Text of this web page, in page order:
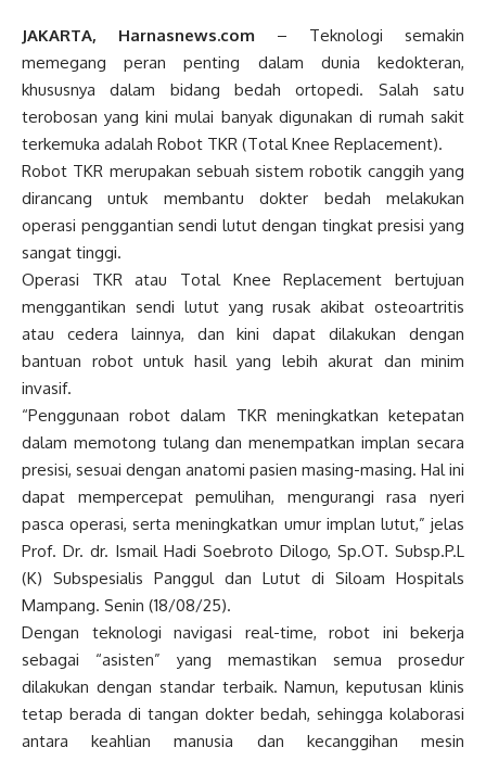
JAKARTA, Harnasnews.com – Teknologi semakin
memegang peran penting dalam dunia kedokteran,
khususnya dalam bidang bedah ortopedi. Salah satu
terobosan yang kini mulai banyak digunakan di rumah sakit
terkemuka adalah Robot TKR (Total Knee Replacement).
Robot TKR merupakan sebuah sistem robotik canggih yang
dirancang untuk membantu dokter bedah melakukan
operasi penggantian sendi lutut dengan tingkat presisi yang
sangat tinggi.
Operasi TKR atau Total Knee Replacement bertujuan
menggantikan sendi lutut yang rusak akibat osteoartritis
atau cedera lainnya, dan kini dapat dilakukan dengan
bantuan robot untuk hasil yang lebih akurat dan minim
invasif.
“Penggunaan robot dalam TKR meningkatkan ketepatan
dalam memotong tulang dan menempatkan implan secara
presisi, sesuai dengan anatomi pasien masing-masing. Hal ini
dapat mempercepat pemulihan, mengurangi rasa nyeri
pasca operasi, serta meningkatkan umur implan lutut,” jelas
Prof. Dr. dr. Ismail Hadi Soebroto Dilogo, Sp.OT. Subsp.P.L
(K) Subspesialis Panggul dan Lutut di Siloam Hospitals
Mampang. Senin (18/08/25).
Dengan teknologi navigasi real-time, robot ini bekerja
sebagai “asisten” yang memastikan semua prosedur
dilakukan dengan standar terbaik. Namun, keputusan klinis
tetap berada di tangan dokter bedah, sehingga kolaborasi
antara keahlian manusia dan kecanggihan mesin